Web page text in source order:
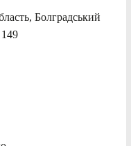
Болградський